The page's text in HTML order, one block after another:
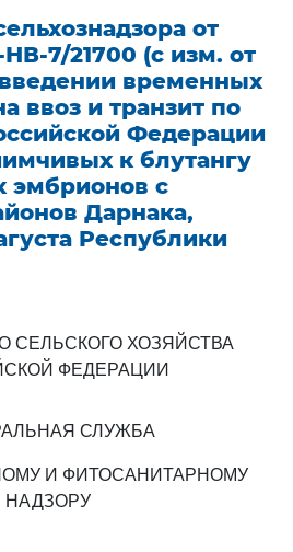
от
НВ-7/21700 (с изм. от
временных
ввоз и транзит по
Федерации
к блутангу
эмбрионов с
Дарнака,
Республики
СЕЛЬСКОГО ХОЗЯЙСТВА
ФЕДЕРАЦИИ
СЛУЖБА
И ФИТОСАНИТАРНОМУ
НАДЗОРУ